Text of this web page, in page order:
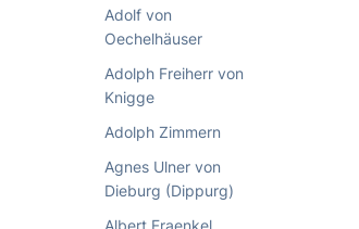
Adolf von
Oechelhäuser
Adolph Freiherr von
Knigge
Adolph Zimmern
Agnes Ulner von
Dieburg (Dippurg)
Albert Fraenkel